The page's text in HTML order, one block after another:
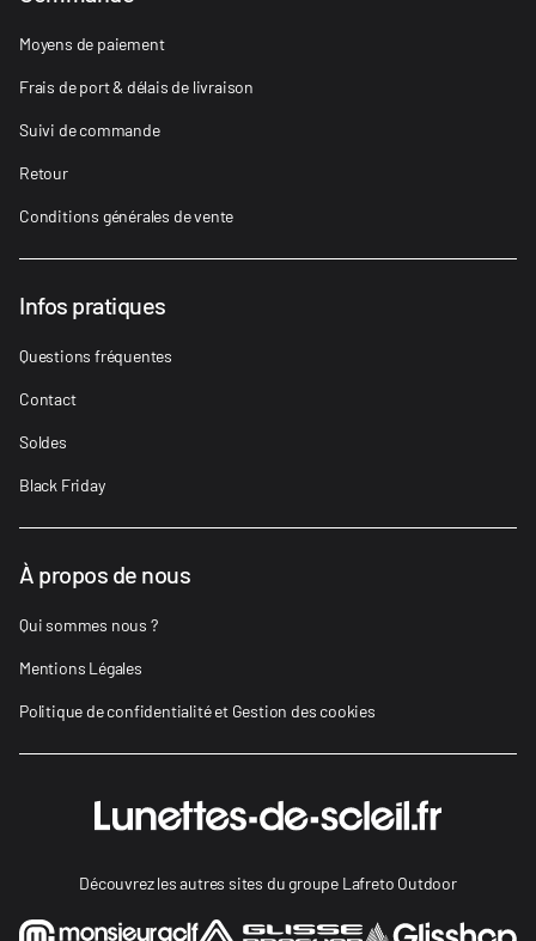
Moyens de paiement
Frais de port & délais de livraison
Suivi de commande
Retour
Conditions générales de vente
Infos pratiques
Questions fréquentes
Contact
Soldes
Black Friday
À propos de nous
Qui sommes nous ?
Mentions Légales
Politique de confidentialité et Gestion des cookies
Découvrez les autres sites du groupe Lafreto Outdoor